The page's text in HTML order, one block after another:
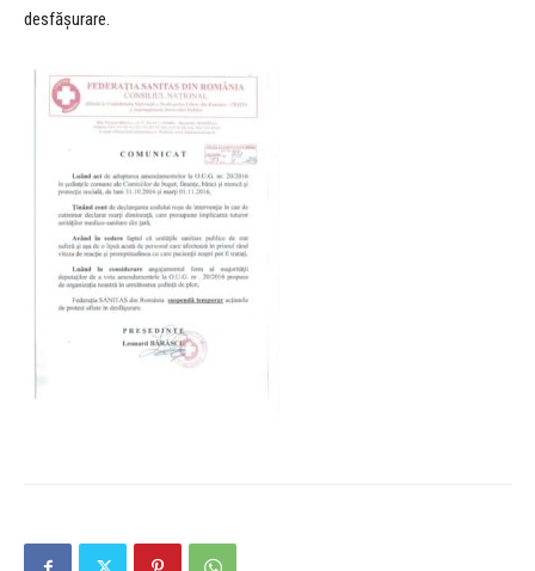
desfăşurare.